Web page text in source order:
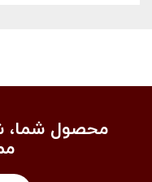
محصول شما،